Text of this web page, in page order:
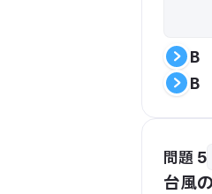
B
B
問題 5
台風